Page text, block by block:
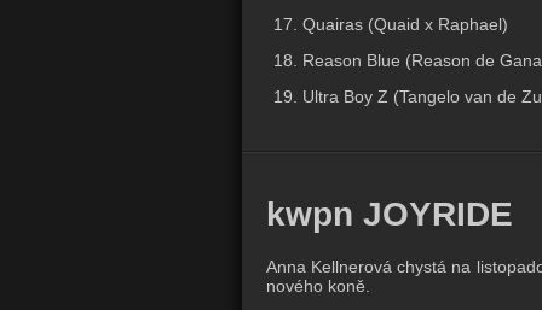
Quairas (Quaid x Raphael)
Reason Blue (Reason de
Ultra Boy Z (Tangelo van de
kwpn JOYRIDE
Anna Kellnerová chystá na
nového koně.